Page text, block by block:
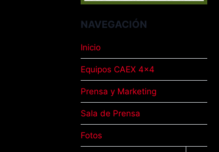
NAVEGACIÓN
Inicio
Equipos CAEX 4×4
Prensa y Marketing
Sala de Prensa
Fotos